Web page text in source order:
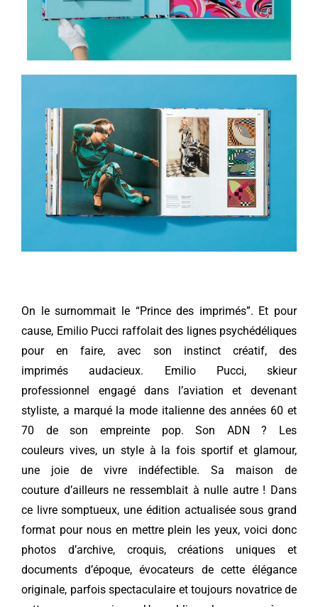
On le surnommait le “Prince des imprimés”. Et pour
cause, Emilio Pucci raffolait des lignes psychédéliques
pour enfaire, avec son instinct créatif, des
imprimésaudacieux. Emilio Pucci, skieur
professionnel engagé dans l’aviation et devenant
styliste, a marqué la mode italienne des années 60 et
70 de son empreinte pop. Son ADN ? Les
couleurs vives, un style à la fois sportif et glamour,
une joie de vivre indéfectible. Sa maison de
couture d’ailleurs ne ressemblait à nulle autre ! Dans
ce livre somptueux, une édition actualisée sousgrand
format pour nous en mettre plein les yeux,voici donc
photos d’archive, croquis, créations uniques et
documents d’époque, évocateurs de cette élégance
originale, parfois spectaculaire et toujours novatrice de